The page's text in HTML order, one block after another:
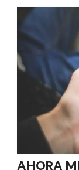
AHORA